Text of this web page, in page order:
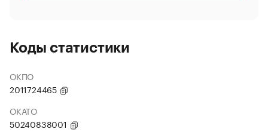
Коды статистики
ОКПО
2011724465
ОКАТО
50240838001